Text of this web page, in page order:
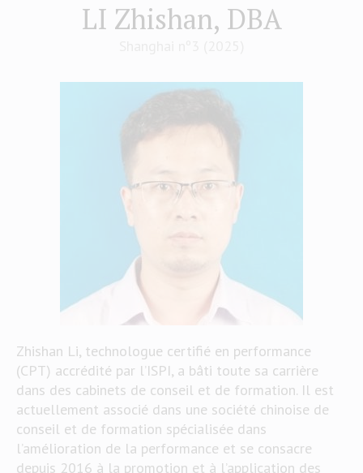
LI Zhishan, DBA
Zhishan Li, technologue certifié en performance
(CPT) accrédité par l’ISPI, a bâti toute sa carrière
dans des cabinets de conseil et de formation. Il est
actuellement associé dans une société chinoise de
conseil et de formation spécialisée dans
l’amélioration de la performance et se consacre
depuis 2016 à la promotion et à l’application des